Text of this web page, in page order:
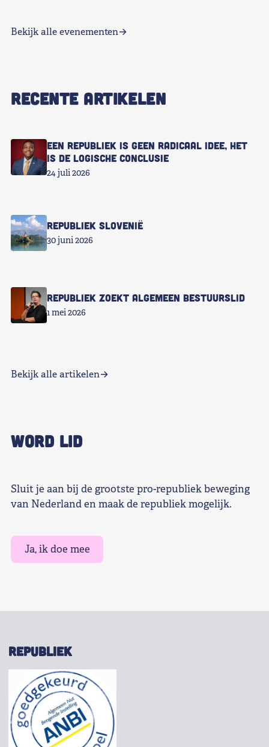
Bekijk alle evenementen
RECENTE ARTIKELEN
Een republiek is geen radicaal idee, het
is de logische conclusie
24 juli 2026
Republiek Slovenië
30 juni 2026
Republiek zoekt Algemeen Bestuurslid
1 mei 2026
Bekijk alle artikelen
WORD LID
Sluit je aan bij de grootste pro-republiek beweging
van Nederland en maak de republiek mogelijk.
Ja, ik doe mee
REPUBLIEK